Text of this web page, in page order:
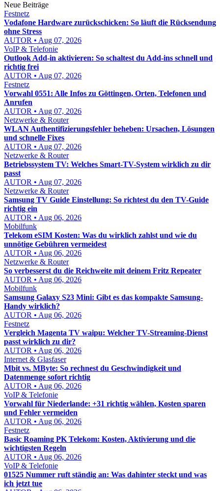
Neue Beiträge
Festnetz
Vodafone Hardware zurückschicken: So läuft die Rücksendung
ohne Stress
AUTOR • Aug 07, 2026
VoIP & Telefonie
Outlook Add-in aktivieren: So schaltest du Add-ins schnell und
richtig frei
AUTOR • Aug 07, 2026
Festnetz
Vorwahl 0551: Alle Infos zu Göttingen, Orten, Telefonen und
Anrufen
AUTOR • Aug 07, 2026
Netzwerke & Router
WLAN Authentifizierungsfehler beheben: Ursachen, Lösungen
und schnelle Fixes
AUTOR • Aug 07, 2026
Netzwerke & Router
Betriebssystem TV: Welches Smart-TV-System wirklich zu dir
passt
AUTOR • Aug 07, 2026
Netzwerke & Router
Samsung TV Guide Einstellung: So richtest du den TV-Guide
richtig ein
AUTOR • Aug 06, 2026
Mobilfunk
Telekom eSIM Kosten: Was du wirklich zahlst und wie du
unnötige Gebühren vermeidest
AUTOR • Aug 06, 2026
Netzwerke & Router
So verbesserst du die Reichweite mit deinem Fritz Repeater
AUTOR • Aug 06, 2026
Mobilfunk
Samsung Galaxy S23 Mini: Gibt es das kompakte Samsung-
Handy wirklich?
AUTOR • Aug 06, 2026
Festnetz
Vergleich Magenta TV waipu: Welcher TV-Streaming-Dienst
passt wirklich zu dir?
AUTOR • Aug 06, 2026
Internet & Glasfaser
Mbit vs. MByte: So rechnest du Geschwindigkeit und
Datenmenge sofort richtig
AUTOR • Aug 06, 2026
VoIP & Telefonie
Vorwahl für Niederlande: +31 richtig wählen, Kosten sparen
und Fehler vermeiden
AUTOR • Aug 06, 2026
Festnetz
Basic Roaming PK Telekom: Kosten, Aktivierung und die
wichtigsten Regeln
AUTOR • Aug 06, 2026
VoIP & Telefonie
01525 Nummer ruft ständig an: Was dahinter steckt und was
ich jetzt tue